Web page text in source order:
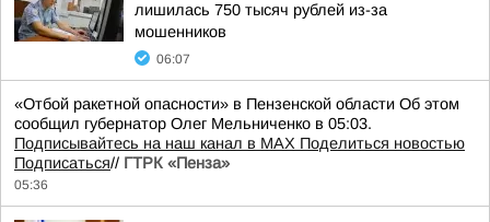
лишилась 750 тысяч рублей из-за
мошенников
06:07
«Отбой ракетной опасности» в Пензенской области Об этом
сообщил губернатор Олег Мельниченко в 05:03.
Подписывайтесь на наш канал в MAX Поделиться новостью
Подписаться// ГТРК «Пенза»
05:36